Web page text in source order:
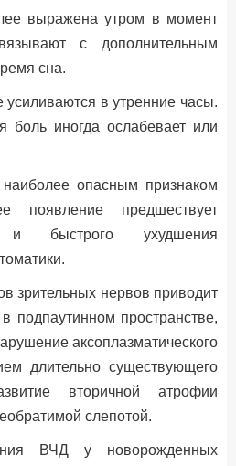
выражена утром в момент
с дополнительным
сна.
усиливаются в утренние часы.
боль иногда ослабевает или
опасным признаком
предшествует
и быстрого ухудшения
зрительных нервов приводит
подпаутинном пространстве,
аксоплазматического
длительно существующего
вторичной атрофии
слепотой.
ВЧД у новорожденных